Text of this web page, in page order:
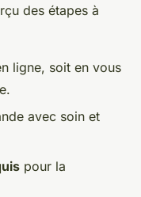
des étapes à
ligne, soit en vous
avec soin et
pour la